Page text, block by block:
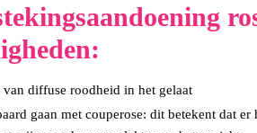
van diffuse roodheid in het gelaat
gaan met couperose: dit betekent dat